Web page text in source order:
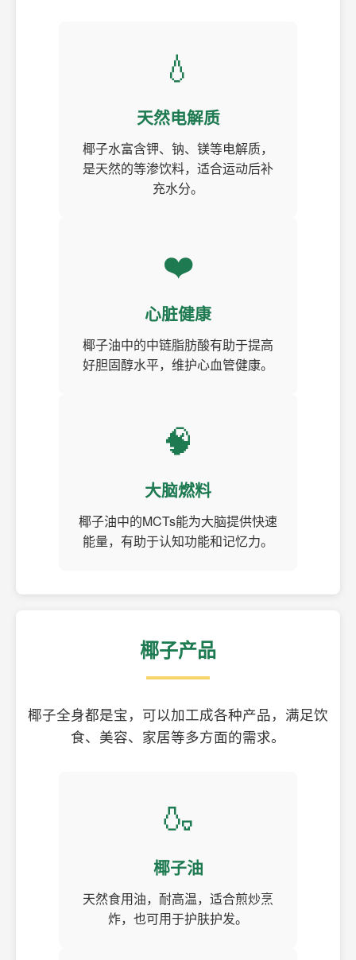
💧
天然电解质
椰子水富含钾、钠、镁等电解质，
是天然的等渗饮料，适合运动后补
充水分。
❤️
心脏健康
椰子油中的中链脂肪酸有助于提高
好胆固醇水平，维护心血管健康。
🧠
大脑燃料
椰子油中的MCTs能为大脑提供快速
能量，有助于认知功能和记忆力。
椰子产品
椰子全身都是宝，可以加工成各种产品，满足饮
食、美容、家居等多方面的需求。
🍶
椰子油
天然食用油，耐高温，适合煎炒烹
炸，也可用于护肤护发。